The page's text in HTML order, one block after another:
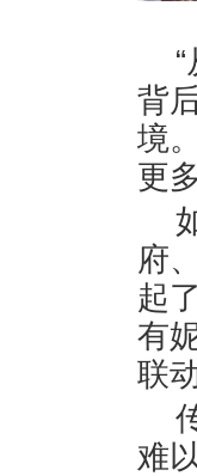
背
境
更
府
起
有
联
难